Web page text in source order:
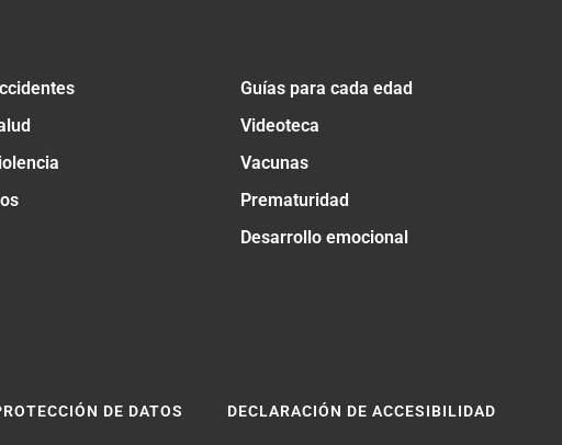
Guías para cada edad
Videoteca
Vacunas
Prematuridad
Desarrollo emocional
DE DATOS DECLARACIÓN DE ACCESIBILIDAD